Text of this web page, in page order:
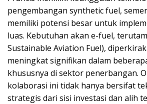
pengembangan synthetic fuel,
memiliki potensi besar untuk
luas. Kebutuhan akan e-fuel,
Sustainable Aviation Fuel),
meningkat signifikan dalam
khususnya di sektor penerbangan.
kolaborasi ini tidak hanya bersifat
strategis dari sisi investasi dan alih